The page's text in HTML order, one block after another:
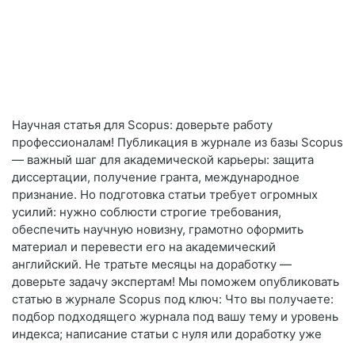
Научная статья для Scopus: доверьте работу
профессионалам! Публикация в журнале из базы Scopus
— важный шаг для академической карьеры: защита
диссертации, получение гранта, международное
признание. Но подготовка статьи требует огромных
усилий: нужно соблюсти строгие требования,
обеспечить научную новизну, грамотно оформить
материал и перевести его на академический
английский. Не тратьте месяцы на доработку —
доверьте задачу экспертам! Мы поможем опубликовать
статью в журнале Scopus под ключ: Что вы получаете:
подбор подходящего журнала под вашу тему и уровень
индекса; написание статьи с нуля или доработку уже